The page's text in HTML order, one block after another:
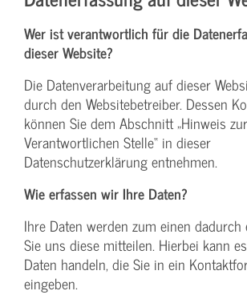
Wer ist verantwortlich für die
dieser Website?
Die Datenverarbeitung auf dieser
durch den Websitebetreiber. Dessen
können Sie dem Abschnitt „Hinweis zur
Verantwortlichen Stelle“ in dieser
Datenschutzerklärung entnehmen.
Wie erfassen wir Ihre Daten?
Ihre Daten werden zum einen dadurch
Sie uns diese mitteilen. Hierbei kann
Daten handeln, die Sie in ein
eingeben.